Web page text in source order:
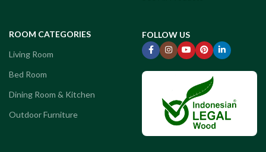
ROOM CATEGORIES
Living Room
Bed Room
Dining Room & Kitchen
Outdoor Furniture
FOLLOW US